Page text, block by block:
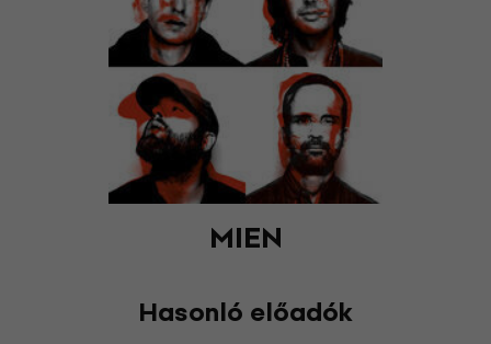
MIEN
Hasonló előadók